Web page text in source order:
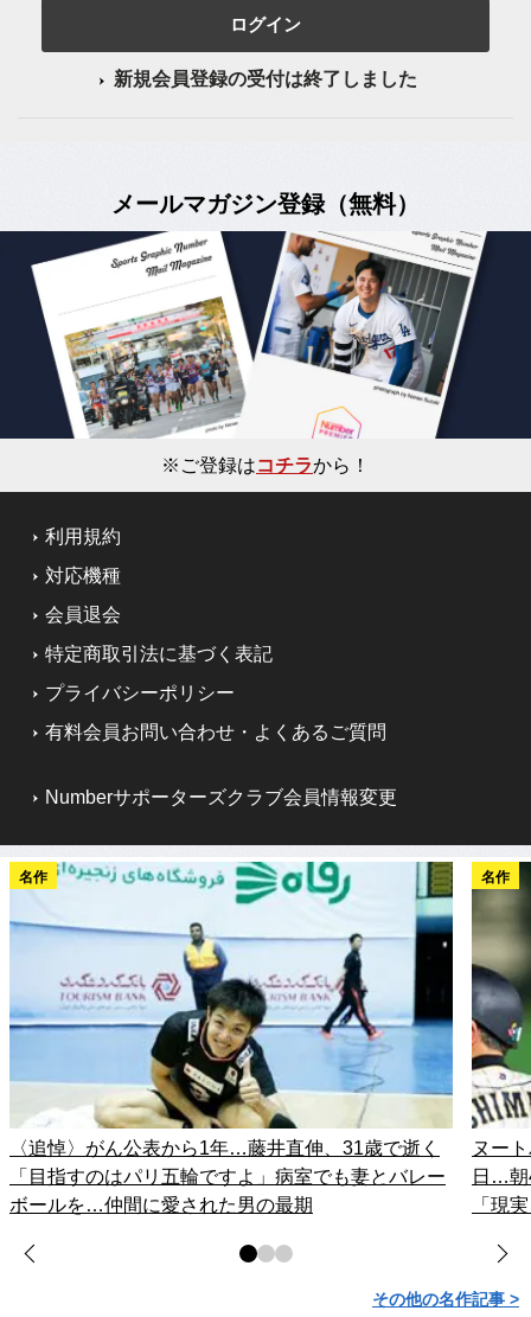
ログイン
新規会員登録の受付は終了しました
メールマガジン登録（無料）
※ご登録はコチラから！
利用規約
対応機種
会員退会
特定商取引法に基づく表記
プライバシーポリシー
有料会員お問い合わせ・よくあるご質問
Numberサポーターズクラブ会員情報変更
名作
〈追悼〉がん公表から1年…藤井直伸、31歳で逝く
「目指すのはパリ五輪ですよ」病室でも妻とバレー
ボールを…仲間に愛された男の最期
名作
ヌー
日…朝
「現
その他の名作記事 >